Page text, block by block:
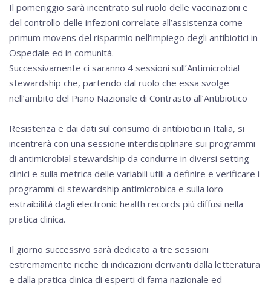
Il pomeriggio sarà incentrato sul ruolo delle vaccinazioni e
del controllo delle infezioni correlate all’assistenza come
primum movens del risparmio nell’impiego degli antibiotici in
Ospedale ed in comunità.
Successivamente ci saranno 4 sessioni sull’Antimicrobial
stewardship che, partendo dal ruolo che essa svolge
nell’ambito del Piano Nazionale di Contrasto all’Antibiotico
Resistenza e dai dati sul consumo di antibiotici in Italia, si
incentrerà con una sessione interdisciplinare sui programmi
di antimicrobial stewardship da condurre in diversi setting
clinici e sulla metrica delle variabili utili a definire e verificare i
programmi di stewardship antimicrobica e sulla loro
estraibilità dagli electronic health records più diffusi nella
pratica clinica.
Il giorno successivo sarà dedicato a tre sessioni
estremamente ricche di indicazioni derivanti dalla letteratura
e dalla pratica clinica di esperti di fama nazionale ed